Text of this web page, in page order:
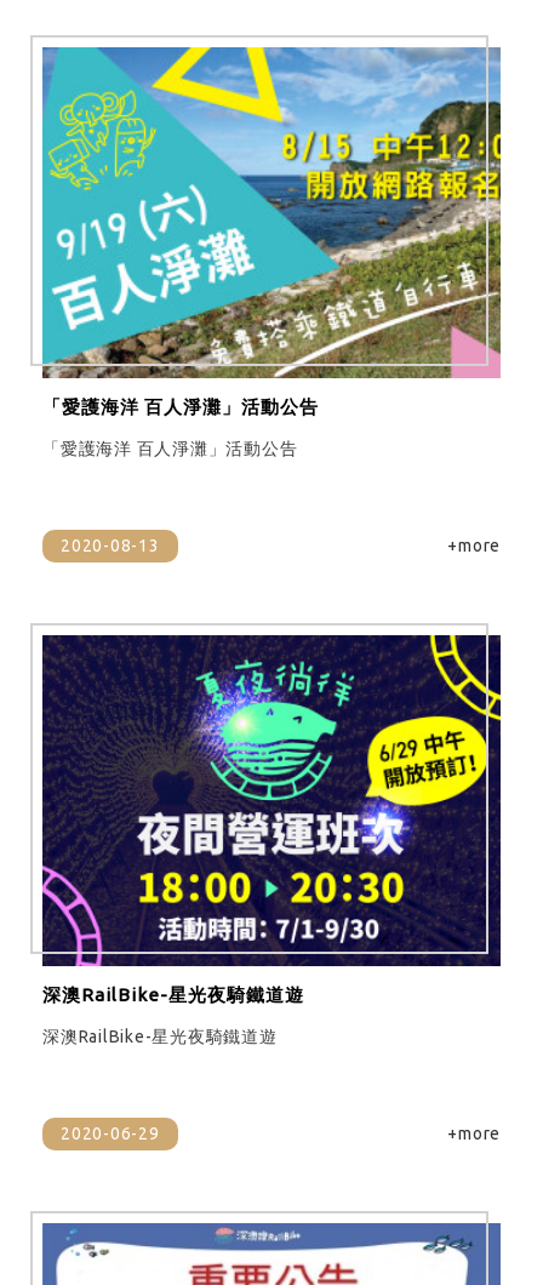
「愛護海洋 百人淨灘」活動公告
「愛護海洋 百人淨灘」活動公告
2020-08-13 +more
深澳RailBike-星光夜騎鐵道遊
深澳RailBike-星光夜騎鐵道遊
2020-06-29 +more